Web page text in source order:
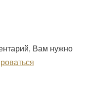
Вам нужно